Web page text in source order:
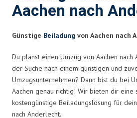
Aachen nach
Günstige Beiladung von Aachen nach
Du planst einen Umzug von Aachen
der Suche nach einem günstigen und
Umzugsunternehmen? Dann bist du bei
Aachen genau richtig! Wir bieten dir eine
kostengünstige Beiladungslösung für
nach Anderlecht.